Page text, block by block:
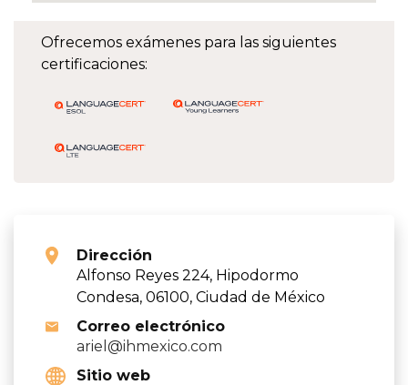
Ofrecemos exámenes para las siguientes
certificaciones:
Dirección
Alfonso Reyes 224, Hipodormo
Condesa, 06100, Ciudad de México
Correo electrónico
ariel@ihmexico.com
Sitio web